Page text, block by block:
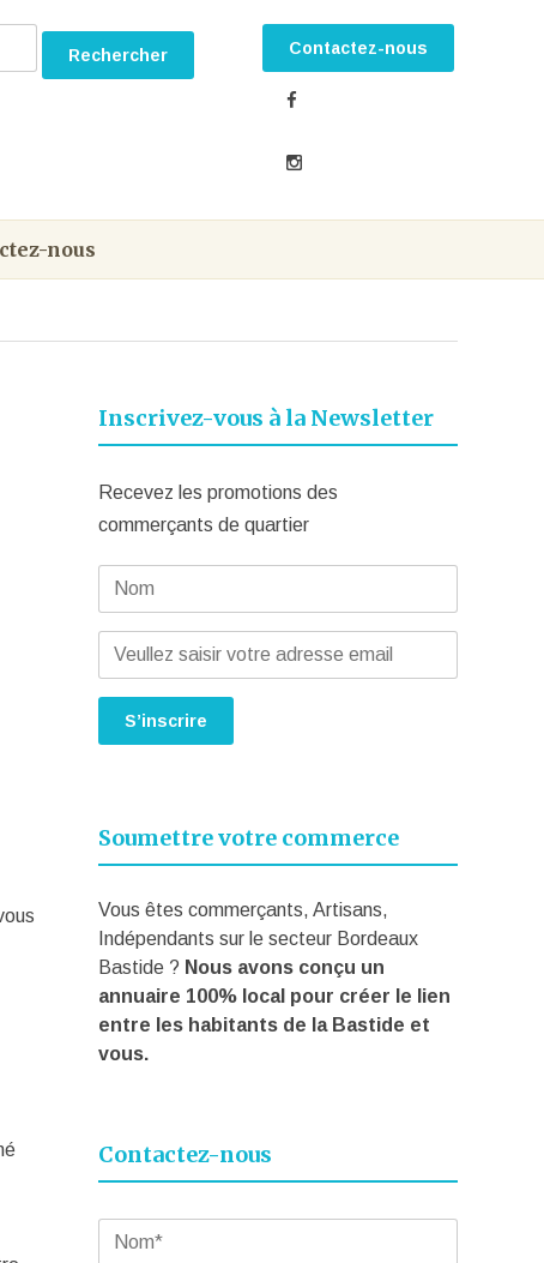
Contactez-nous
nous
Inscrivez-vous à la Newsletter
Recevez les promotions des
commerçants de quartier
Soumettre votre commerce
Vous êtes commerçants, Artisans,
Indépendants sur le secteur Bordeaux
Bastide ? Nous avons conçu un
annuaire 100% local pour créer le lien
entre les habitants de la Bastide et
vous.
Contactez-nous